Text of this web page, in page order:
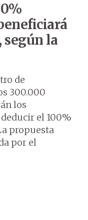
según la
de
300.000
los
el 100%
propuesta
por el